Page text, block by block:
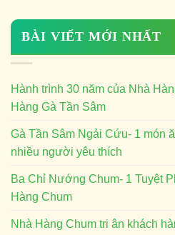
BÀI VIẾT MỚI NHẤT
Hành trình 30 năm của Nhà
Hàng Gà Tần Sâm
Gà Tần Sâm Ngải Cứu- 1 món
nhiều người yêu thích
Ba Chỉ Nướng Chum- 1 Tuyệt
Hàng Chum
Nhà Hàng Chum tri ân khách